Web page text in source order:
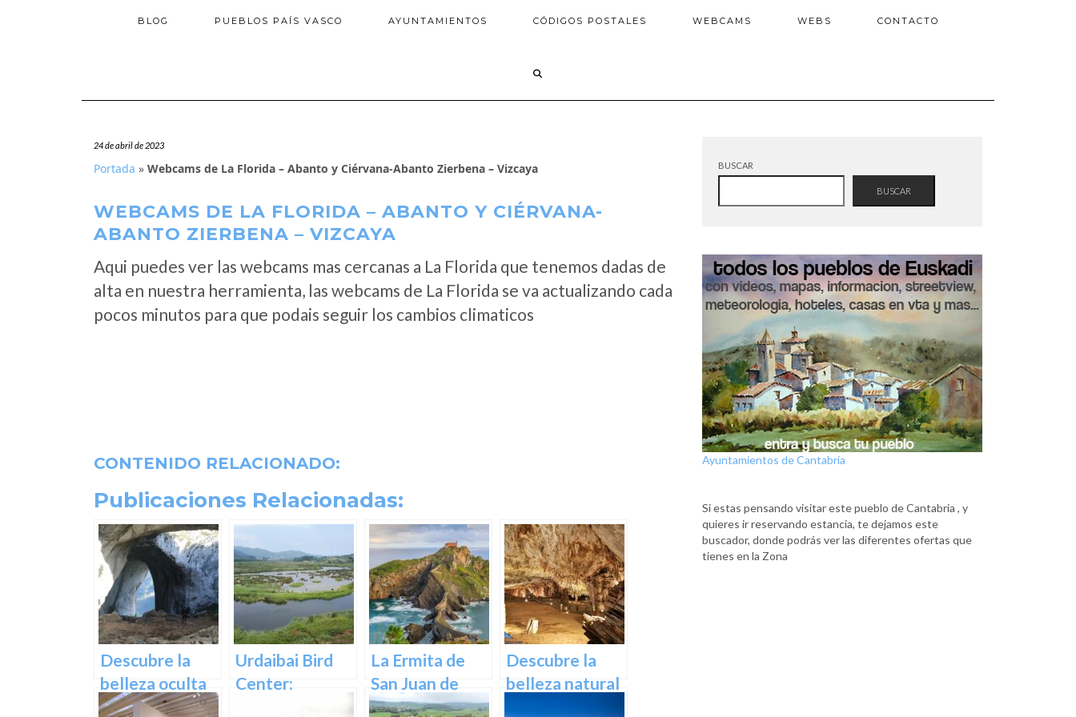
BLOG PUEBLOS PAÍS VASCO AYUNTAMIENTOS CÓDIGOS POSTALES WEBCAMS WEBS CONTACTO
24 de abril de 2023
Portada » Webcams de La Florida – Abanto y Ciérvana-Abanto Zierbena – Vizcaya
WEBCAMS DE LA FLORIDA – ABANTO Y CIÉRVANA-
ABANTO ZIERBENA – VIZCAYA
Aqui puedes ver las webcams mas cercanas a La Florida que tenemos dadas de
alta en nuestra herramienta, las webcams de La Florida se va actualizando cada
pocos minutos para que podais seguir los cambios climaticos
CONTENIDO RELACIONADO:
Publicaciones Relacionadas:
Descubre la
belleza oculta
de Guipuzcoa
Urdaibai Bird
Center:
La Ermita de
San Juan de
Gaztelugatxe:
Descubre la
belleza natural
BUSCAR
BUSCAR
Ayuntamientos de Cantabria
Si estas pensando visitar este pueblo de Cantabria , y
quieres ir reservando estancia, te dejamos este
buscador, donde podrás ver las diferentes ofertas que
tienes en la Zona